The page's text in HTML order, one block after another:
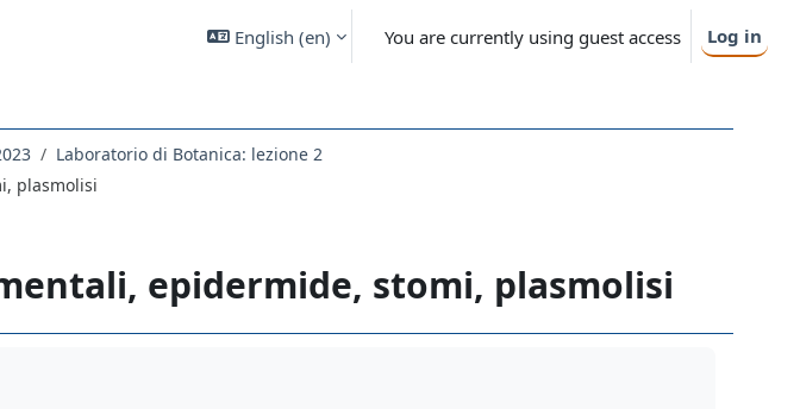
English ‎(en)‎ You are currently using guest access Log in
Laboratorio di Botanica: lezione 2
plasmolisi
epidermide, stomi, plasmolisi